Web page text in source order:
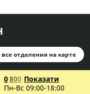
все отделения на карте
0800 Показати
Пн-Вс 09:00-18:00